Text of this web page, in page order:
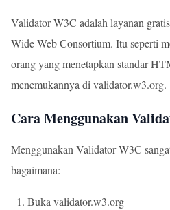
Validator W3C adalah layanan
Wide Web Consortium. Itu seperti
orang yang menetapkan standar
menemukannya di validator.w3.org.
Cara Menggunakan
Menggunakan Validator W3C
bagaimana:
Buka validator.w3.org